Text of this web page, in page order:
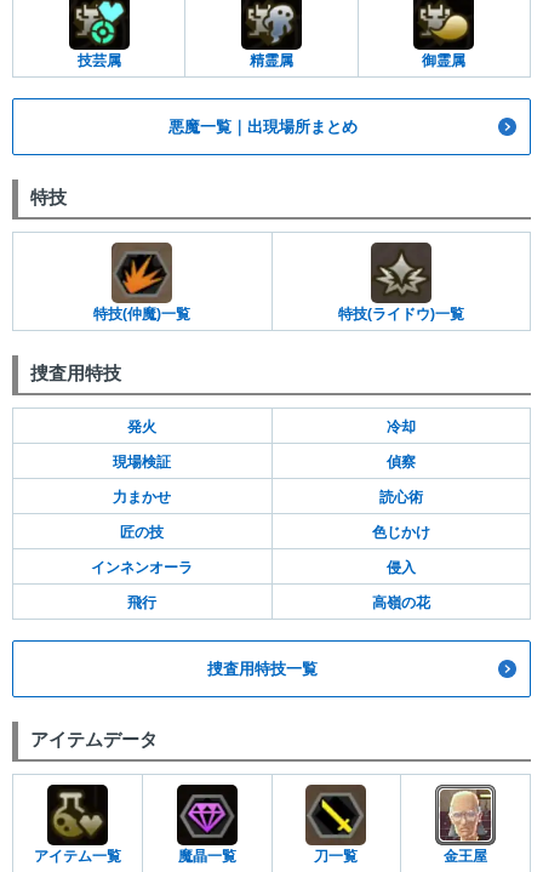
技芸属 精霊属 御霊属
悪魔一覧｜出現場所まとめ
特技
特技(仲魔)一覧 特技(ライドウ)一覧
捜査用特技
発火 冷却
現場検証 偵察
力まかせ 読心術
匠の技 色じかけ
インネンオーラ 侵入
飛行 高嶺の花
捜査用特技一覧
アイテムデータ
アイテム一覧 魔晶一覧 刀一覧 金王屋